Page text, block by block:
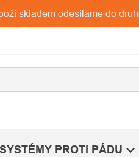
skladem odesíláme do
SYSTÉMY PROTI PÁDU